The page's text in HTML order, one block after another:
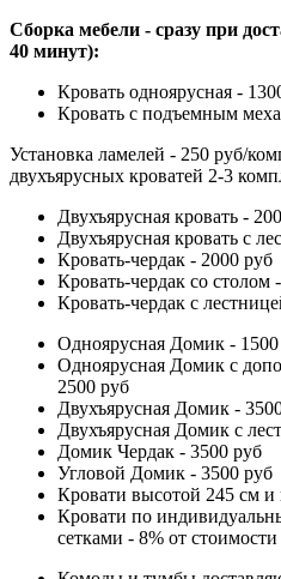
Сборка мебели - сразу при
40 минут):
Кровать одноярусная -
Кровать с подъемным
Установка ламелей - 250 руб/
двухъярусных кроватей 2-3
Двухъярусная кровать -
Двухъярусная кровать с
Кровать-чердак - 2000 руб
Кровать-чердак со столом
Кровать-чердак с
Одноярусная Домик -
Одноярусная Домик с
2500 руб
Двухъярусная Домик -
Двухъярусная Домик с
Домик Чердак - 3500 руб
Угловой Домик - 3500 руб
Кровати высотой 245 см
Кровати по
сетками - 8% от стоимости